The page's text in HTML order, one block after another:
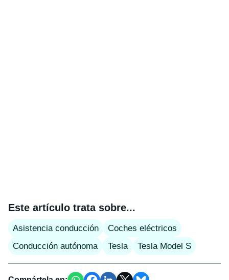
Este artículo trata sobre...
Asistencia conducción
Coches eléctricos
Conducción autónoma
Tesla Tesla Model S